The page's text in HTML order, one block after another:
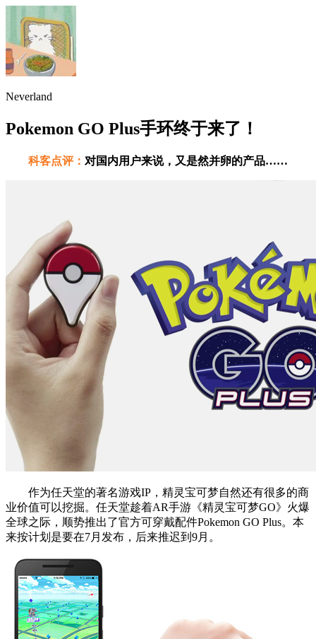
Neverland
Pokemon GO Plus手环终于来了！
科客点评： 对国内用户来说，又是然并卵的产品……
作为任天堂的著名游戏IP，精灵宝可梦自然还有很多的商
业价值可以挖掘。任天堂趁着AR手游《精灵宝可梦GO》火爆
全球之际，顺势推出了官方可穿戴配件Pokemon GO Plus。本
来按计划是要在7月发布，后来推迟到9月。